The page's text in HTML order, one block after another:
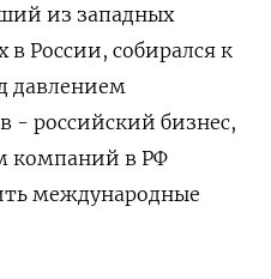
из западных
России, собирался к
давлением
- российский бизнес,
компаний в РФ
международные